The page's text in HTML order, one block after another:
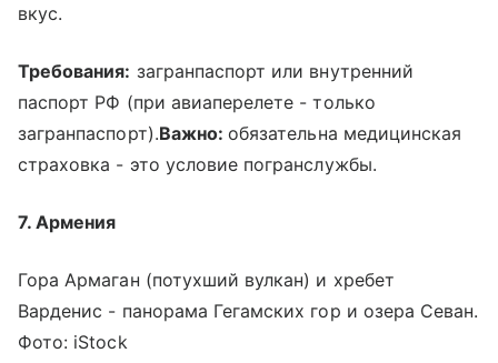
вкус.
Требования: загранпаспорт или внутренний
паспорт РФ (при авиаперелете - только
загранпаспорт).Важно:обязательна медицинская
страховка - это условие погранслужбы.
7. Армения
Гора Армаган (потухший вулкан) и хребет
Варденис - панорама Гегамских гор и озера Севан.
Фото: iStock